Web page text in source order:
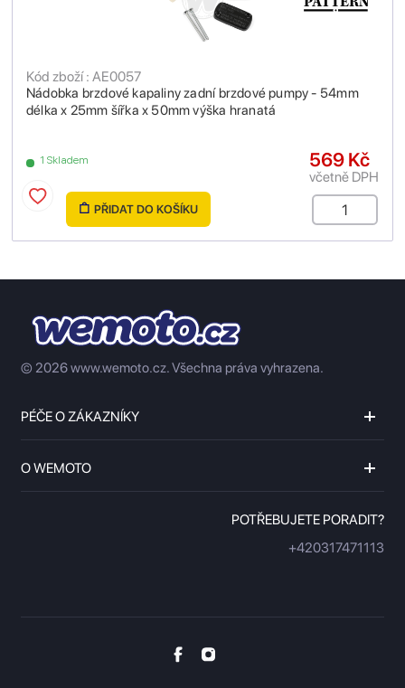
Nádobka brzdové kapaliny zadní brzdové pumpy - 54mm
délka x 25mm šířka x 50mm výška hranatá
Kód zboží : AE0057
1 Skladem 569 Kč
včetně DPH
PŘIDAT DO KOŠÍKU
© 2026 www.wemoto.cz.Všechna práva vyhrazena.
PÉČE O ZÁKAZNÍKY
O WEMOTO
POTŘEBUJETE PORADIT?
+420317471113